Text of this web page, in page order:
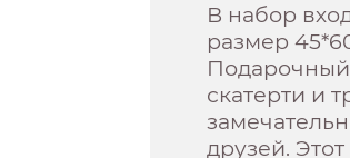
В набор
размер
скатерти и
друзей.